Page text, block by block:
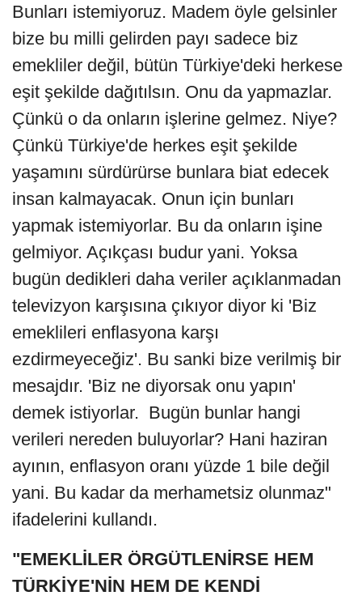
Bunları istemiyoruz. Madem öyle gelsinler
bize bu milli gelirden payı sadece biz
emekliler değil, bütün Türkiye'deki herkese
eşit şekilde dağıtılsın. Onu da yapmazlar.
Çünkü o da onların işlerine gelmez. Niye?
Çünkü Türkiye'de herkes eşit şekilde
yaşamını sürdürürse bunlara biat edecek
insan kalmayacak. Onun için bunları
yapmak istemiyorlar. Bu da onların işine
gelmiyor. Açıkçası budur yani. Yoksa
bugün dedikleri daha veriler açıklanmadan
televizyon karşısına çıkıyor diyor ki 'Biz
emeklileri enflasyona karşı
ezdirmeyeceğiz'. Bu sanki bize verilmiş bir
mesajdır. 'Biz ne diyorsak onu yapın'
demek istiyorlar. Bugün bunlar hangi
verileri nereden buluyorlar? Hani haziran
ayının, enflasyon oranı yüzde 1 bile değil
yani. Bu kadar da merhametsiz olunmaz"
ifadelerini kullandı.
"EMEKLİLER ÖRGÜTLENİRSE HEM
TÜRKİYE'NİN HEM DE KENDİ